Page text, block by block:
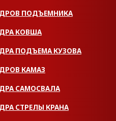
ПОДЪЕМНИКА
КОВША
ПОДЪЕМА КУЗОВА
КАМАЗ
САМОСВАЛА
СТРЕЛЫ КРАНА